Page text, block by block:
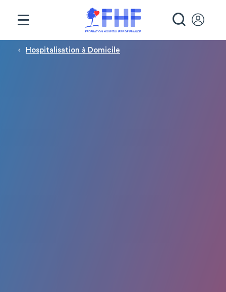
Fil d'Ariane
Hospitalisation à Domicile
Panneau de gestion des cookies